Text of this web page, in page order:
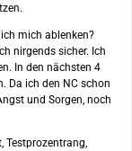
mich ablenken?
nirgends sicher. Ich
In den nächsten 4
Da ich den NC schon
und Sorgen, noch